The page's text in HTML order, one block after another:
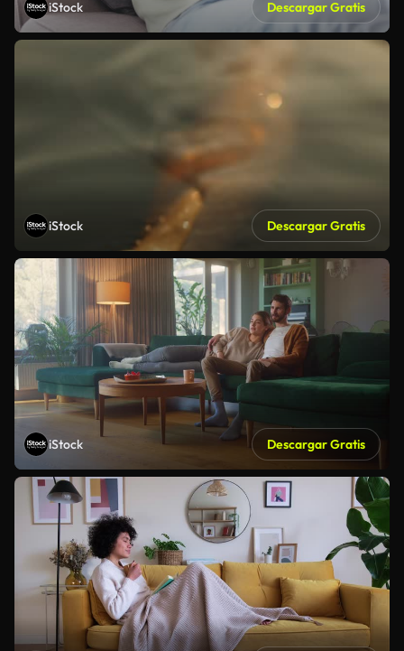
iStock Descargar Gratis
iStock Descargar Gratis
iStock Descargar Gratis